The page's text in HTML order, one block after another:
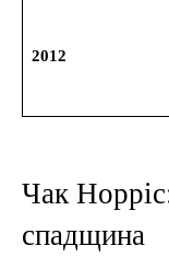
2012
Чак
спадщина